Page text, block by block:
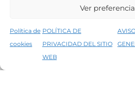
Ver
Política de
cookies
POLÍTICA DE
PRIVACIDAD DEL SITIO
WEB
5% de descuento en tu primera compra, utiliza
Condiciones
Política de privacidad
©2026 Decopintur- todos